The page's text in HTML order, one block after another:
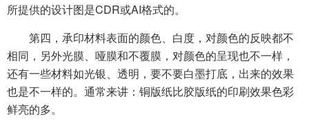
所提供的设计图是CDR或AI格式的。
第四，承印材料表面的颜色、白度，对颜色的反映都不
相同，另外光膜、哑膜和不覆膜，对颜色的呈现也不一样，
还有一些材料如光银、透明，要不要白墨打底，出来的效果
也是不一样的。通常来讲：铜版纸比胶版纸的印刷效果色彩
鲜亮的多。